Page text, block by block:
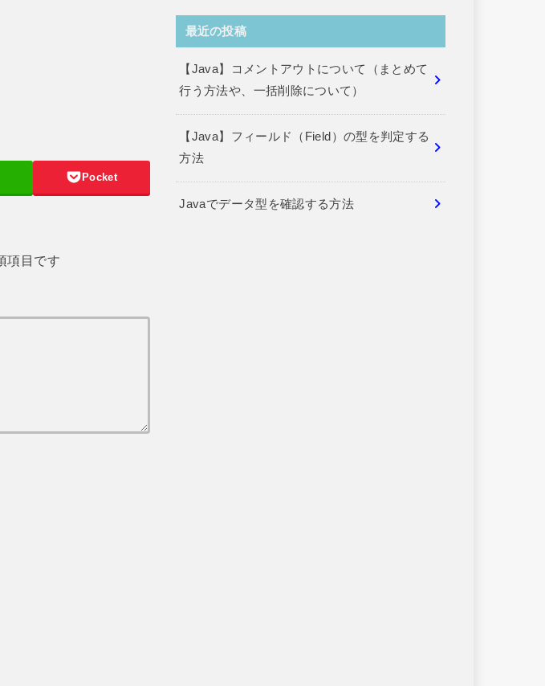
Pocket
項目です
最近の投稿
【Java】コメントアウトについて（まとめて
行う方法や、一括削除について）
【Java】フィールド（Field）の型を判定する
方法
Javaでデータ型を確認する方法